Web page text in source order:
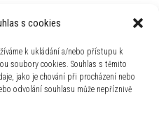
s cookies
k ukládání a/nebo přístupu k
soubory cookies. Souhlas s těmito
jako je chování při procházení nebo
odvolání souhlasu může nepříznivě
300-7ER
20475/1